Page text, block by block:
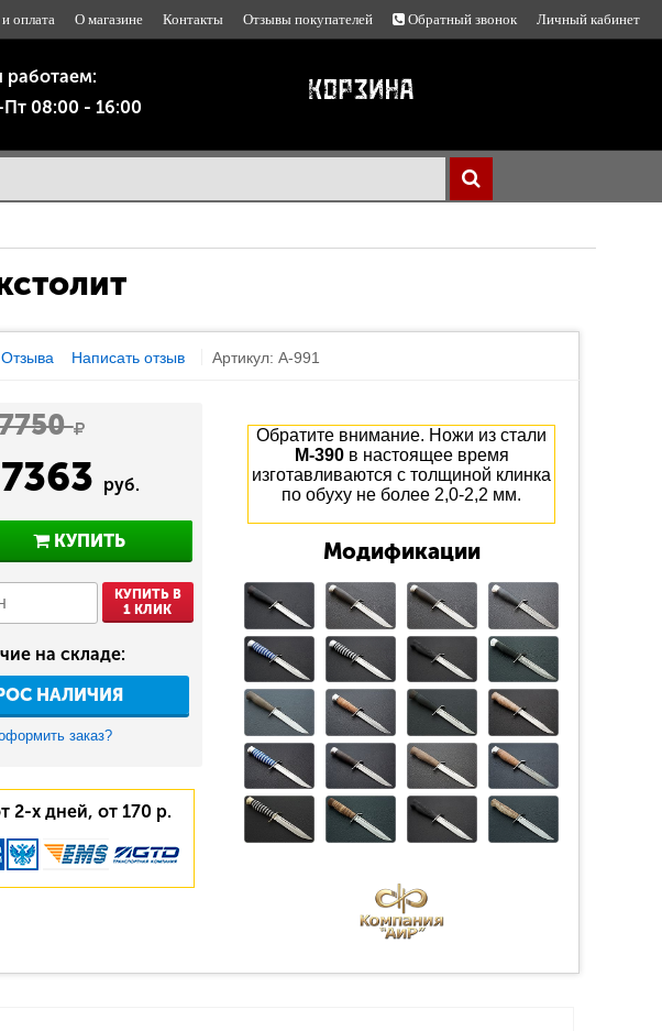
оплата О магазине Контакты Отзывы покупателей Обратный звонок Личный кабинет
08:00 - 16:00
Написать отзыв Артикул: A-991
7363 руб.
КУПИТЬ
КУПИТЬ В
1 КЛИК
на складе:
НАЛИЧИЯ
заказ?
2-х дней, от 170 р.
Обратите внимание. Ножи из стали
М-390в настоящее время
изготавливаются с толщиной клинка
по обуху не более 2,0-2,2 мм.
Модификации